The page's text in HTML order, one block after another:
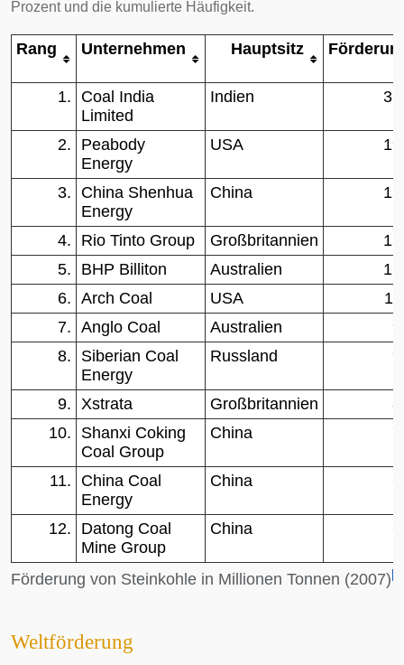
Prozent und die kumulierte Häufigkeit.
Förderung von Steinkohle in Millionen Tonnen (2007)
Rang Unternehmen Hauptsitz
1.
Coal India
Limited
Indien
2.
Peabody
Energy
USA
3.
China Shenhua
Energy
China
4. Rio Tinto Group Großbritannien
5.
BHP Billiton Australien
6. Arch Coal USA
7. Anglo Coal Australien
8.
Siberian Coal
Energy
Russland
9. Xstrata Großbritannien
10.
Shanxi Coking
Coal Group
China
11.
China Coal
Energy
China
12.
Datong Coal
Mine Group
China
Weltförderung